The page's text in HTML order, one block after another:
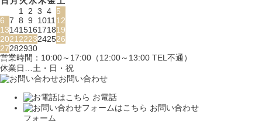
1 2 3 4 5
6 7 8 9 101112
13141516171819
20212223242526
27282930
営業時間：10:00～17:00（12:00～13:00 TEL不通）
休業日…土・日・祝
お問い合わせ
お電話
お問い合わせ
フォーム